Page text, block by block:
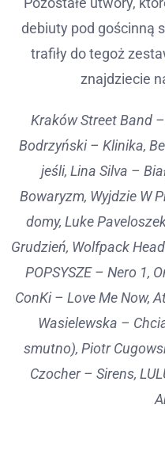
debiuty pod gościnną
trafiły do tegoż
znajdziecie
Kraków Street Band
Bodrzyński – Klinika,
jeśli, Lina Silva –
Bowaryzm, Wyjdzie W
domy, Luke
Grudzień, Wolfpack
POPSYSZE – Nero 1,
ConKi – Love Me Now,
Wasielewska –
smutno), Piotr
Czocher – Sirens,